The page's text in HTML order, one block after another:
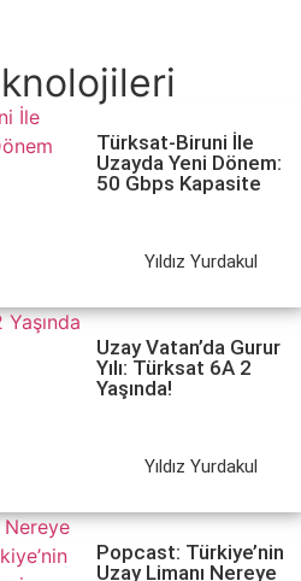
Türksat-Biruni İle
Uzayda Yeni Dönem:
50 Gbps Kapasite
Yıldız Yurdakul
Uzay Vatan’da Gurur
Yılı: Türksat 6A 2
Yaşında!
Yıldız Yurdakul
Popcast: Türkiye’nin
Uzay Limanı Nereye